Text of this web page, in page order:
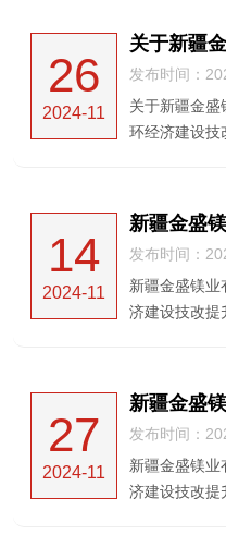
就新疆金盛镁
经济建设...
26
2024-11
发布时间：
关于新疆金盛
环经济建设技
本澄清与修改
公司镁合金产
14
2024-11
发布时间：
新疆金盛镁业
济建设技改提
公司就新疆金
循环经济建设
27
2024-11
发布时间：
新疆金盛镁业
济建设技改提